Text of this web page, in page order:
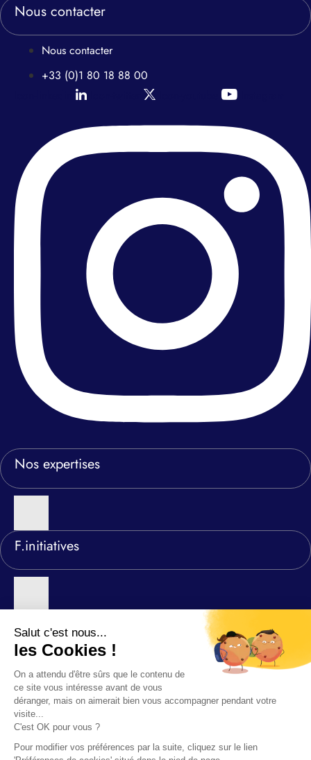
Nous contacter
Nous contacter
+33 (0)1 80 18 88 00
Nos expertises
F.initiatives
Nos agences
©2026 F-INITIATIVES